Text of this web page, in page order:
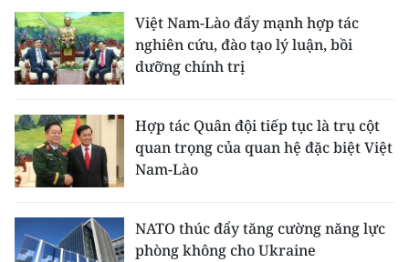
Việt Nam-Lào đẩy mạnh hợp tác
nghiên cứu, đào tạo lý luận, bồi
dưỡng chính trị
Hợp tác Quân đội tiếp tục là trụ cột
quan trọng của quan hệ đặc biệt Việt
Nam-Lào
NATO thúc đẩy tăng cường năng lực
phòng không cho Ukraine